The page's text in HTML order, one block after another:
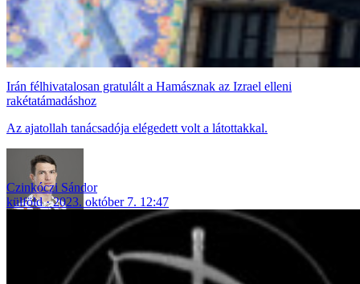
Irán félhivatalosan gratulált a Hamásznak az Izrael elleni
rakétatámadáshoz
Az ajatollah tanácsadója elégedett volt a látottakkal.
Czinkóczi Sándor
külföld
2023. október 7. 12:47